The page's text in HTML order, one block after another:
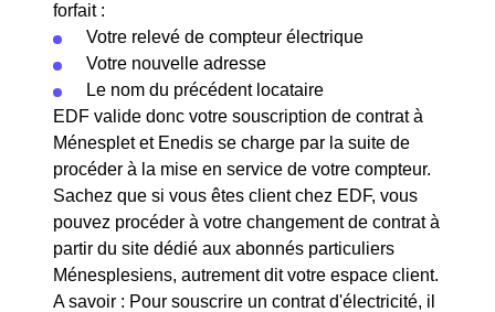
forfait :
Votre relevé de compteur électrique
Votre nouvelle adresse
Le nom du précédent locataire
EDF valide donc votre souscription de contrat à
Ménesplet et Enedis se charge par la suite de
procéder à la mise en service de votre compteur.
Sachez que si vous êtes client chez EDF, vous
pouvez procéder à votre changement de contrat à
partir du site dédié aux abonnés particuliers
Ménesplesiens, autrement dit votre espace client.
A savoir : Pour souscrire un contrat d'électricité, il